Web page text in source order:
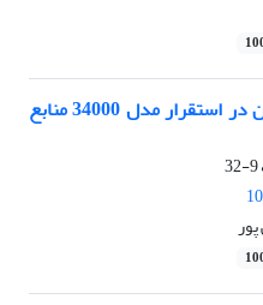
شناسایی نقش رهبری تحول آفرین در استقرار مدل 34000 منابع
9-32